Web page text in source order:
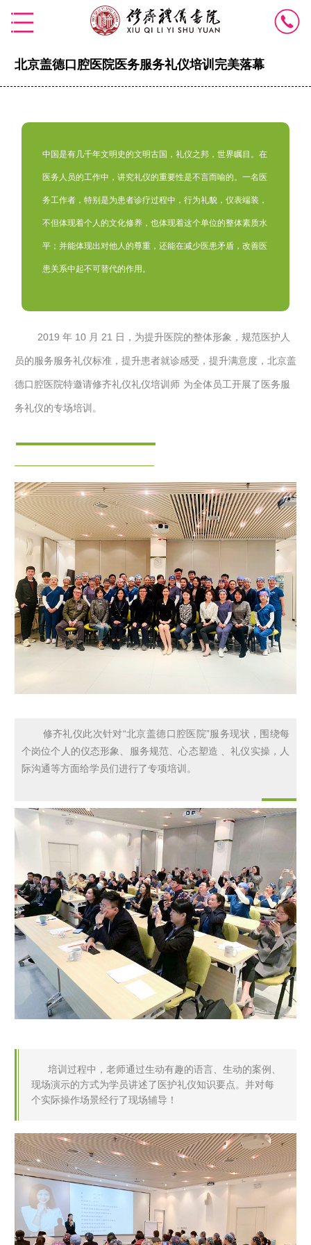
北京盖德口腔医院医务服务礼仪培训完美落幕
中国是有几千年文明史的文明古国，礼仪之邦，世界瞩目。在
医务人员的工作中，讲究礼仪的重要性是不言而喻的。一名医
务工作者，特别是为患者诊疗过程中，行为礼貌，仪表端装，
不但体现着个人的文化修养，也体现着这个单位的整体素质水
平；并能体现出对他人的尊重，还能在减少医患矛盾，改善医
患关系中起不可替代的作用。
2019 年 10 月 21 日，为提升医院的整体形象，规范医护人
员的服务服务礼仪标准，提升患者就诊感受，提升满意度，北京盖
德口腔医院特邀请修齐礼仪礼仪培训师 为全体员工开展了医务服
务礼仪的专场培训。
修齐礼仪此次针对“北京盖德口腔医院”服务现状，围绕每
个岗位个人的仪态形象、服务规范、心态塑造 、礼仪实操，人
际沟通等方面给学员们进行了专项培训。
现场演示的方式为学员讲述了医护礼仪知识要点。并对每
个实际操作场景经行了现场辅导！